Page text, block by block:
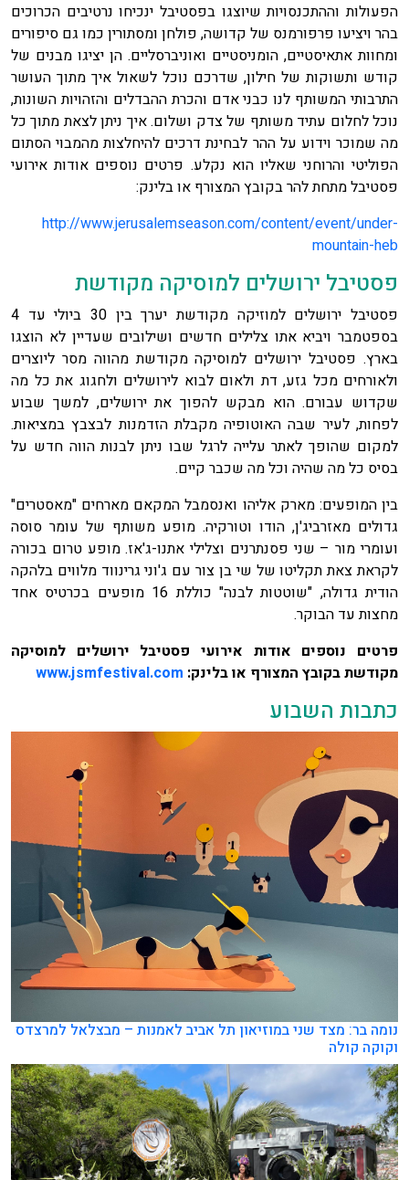
הפעולות וההתכנסויות שיוצגו בפסטיבל ינכיחו נרטיבים הכרוכים
בהר ויציעו פרפורמנס של קדושה, פולחן ומסתורין כמו גם סיפורים
ומחוות אתאיסטיים, הומניסטיים ואוניברסליים. הן יציגו מבנים של
קודש ותשוקות של חילון, שדרכם נוכל לשאול איך מתוך העושר
התרבותי המשותף לנו כבני אדם והכרת ההבדלים והזהויות השונות,
נוכל לחלום עתיד משותף של צדק ושלום. איך ניתן לצאת מתוך כל
מה שמוכר וידוע על ההר לבחינת דרכים להיחלצות מהמבוי הסתום
הפוליטי והרוחני שאליו הוא נקלע. פרטים נוספים אודות אירועי
פסטיבל מתחת להר בקובץ המצורף או בלינק:
http://www.jerusalemseason.com/content/event/under-
mountain-heb
פסטיבל ירושלים למוסיקה מקודשת
פסטיבל ירושלים למוזיקה מקודשת יערך בין 30 ביולי עד 4
בספטמבר ויביא אתו צלילים חדשים ושילובים שעדיין לא הוצגו
בארץ. פסטיבל ירושלים למוסיקה מקודשת מהווה מסר ליוצרים
ולאורחים מכל גזע, דת ולאום לבוא לירושלים ולחגוג את כל מה
שקדוש עבורם. הוא מבקש להפוך את ירושלים, למשך שבוע
לפחות, לעיר שבה האוטופיה מקבלת הזדמנות לבצבץ במציאות.
למקום שהופך לאתר עלייה לרגל שבו ניתן לבנות הווה חדש על
בסיס כל מה שהיה וכל מה שכבר קיים.
בין המופעים: מארק אליהו ואנסמבל המקאם מארחים "מאסטרים"
גדולים מאזרביג'ן, הודו וטורקיה. מופע משותף של עומר סוסה
ועומרי מור – שני פסנתרנים וצלילי אתנו-ג'אז. מופע טרום בכורה
לקראת צאת תקליטו של שי בן צור עם ג'וני גרינווד מלווים בלהקה
הודית גדולה, "שוטטות לבנה" כוללת 16 מופעים בכרטיס אחד
מחצות עד הבוקר.
פרטים נוספים אודות אירועי פסטיבל ירושלים למוסיקה
מקודשת בקובץ המצורף או בלינק: www.jsmfestival.com
כתבות השבוע
נומה בר: מצד שני במוזיאון תל אביב לאמנות – מבצלאל למרצדס
וקוקה קולה